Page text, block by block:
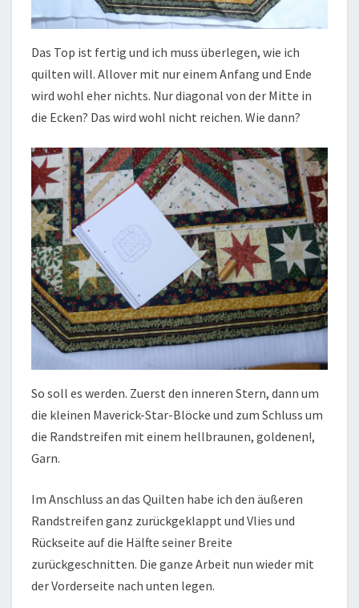
Das Top ist fertig und ich muss überlegen, wie ich
quilten will. Allover mit nur einem Anfang und Ende
wird wohl eher nichts. Nur diagonal von der Mitte in
die Ecken? Das wird wohl nicht reichen. Wie dann?
So soll es werden. Zuerst den inneren Stern, dann um
die kleinen Maverick-Star-Blöcke und zum Schluss um
die Randstreifen mit einem hellbraunen, goldenen!,
Garn.
Im Anschluss an das Quilten habe ich den äußeren
Randstreifen ganz zurückgeklappt und Vlies und
Rückseite auf die Hälfte seiner Breite
zurückgeschnitten. Die ganze Arbeit nun wieder mit
der Vorderseite nach unten legen.